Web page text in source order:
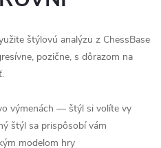
štýlovú analýzu z ChessBase
pozične, s dôrazom na
výmenách — štýl si volíte vy
štýl sa prispôsobí vám
modelom hry